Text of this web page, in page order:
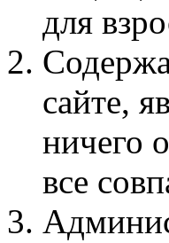
для
сайте,
ничего
все